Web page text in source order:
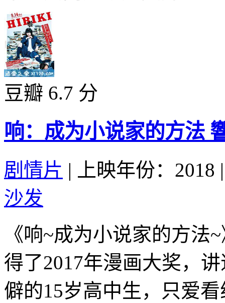
豆瓣 6.7 分
响：成为小说家的方法
剧情片 | 上映年份：2018 |
沙发
《响~成为小说家的方
得了2017年漫画大奖，
僻的15岁高中生，只爱